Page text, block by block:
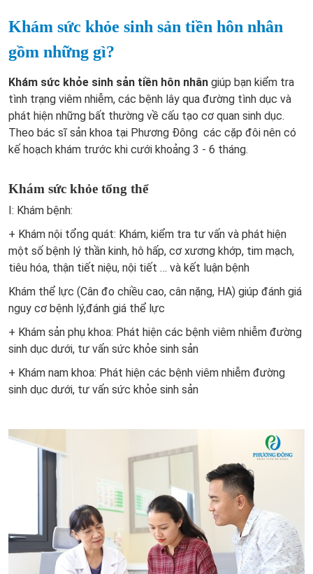
Khám sức khỏe sinh sản tiền hôn nhân
gồm những gì?
Khám sức khỏe sinh sản tiền hôn nhân giúp bạn kiểm tra
tình trạng viêm nhiễm, các bệnh lây qua đường tình dục và
phát hiện những bất thường về cấu tạo cơ quan sinh dục.
Theo bác sĩ sản khoa tại Phương Đông các cặp đôi nên có
kế hoạch khám trước khi cưới khoảng 3 - 6 tháng.
Khám sức khỏe tổng thể
I: Khám bệnh:
+ Khám nội tổng quát: Khám, kiểm tra tư vấn và phát hiện
một số bệnh lý thần kinh, hô hấp, cơ xương khớp, tim mạch,
tiêu hóa, thận tiết niệu, nội tiết … và kết luận bệnh
Khám thể lực (Cân đo chiều cao, cân nặng, HA) giúp đánh giá
nguy cơ bệnh lý,đánh giá thể lực
+ Khám sản phụ khoa: Phát hiện các bệnh viêm nhiễm đường
sinh dục dưới, tư vấn sức khỏe sinh sản
+ Khám nam khoa: Phát hiện các bệnh viêm nhiễm đường
sinh dục dưới, tư vấn sức khỏe sinh sản